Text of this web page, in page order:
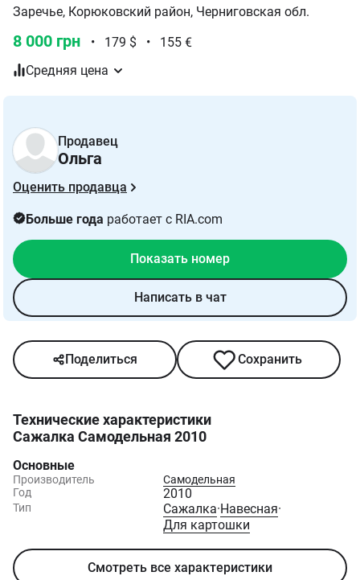
Заречье, Корюковский район, Черниговская обл.
8 000 грн • 179 $ •
155 €
Средняя цена
Продавец
Ольга
Оценить продавца
Больше года работает с RIA.com
Показать номер
Написать в чат
Поделиться Сохранить
Технические характеристики
Сажалка Самодельная 2010
Основные
Производитель
Самодельная
Год
2010
Тип Сажалка·Навесная·
Для картошки
Смотреть все характеристики